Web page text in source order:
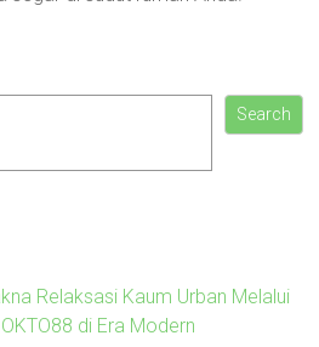
Search
Relaksasi Kaum Urban Melalui
di Era Modern